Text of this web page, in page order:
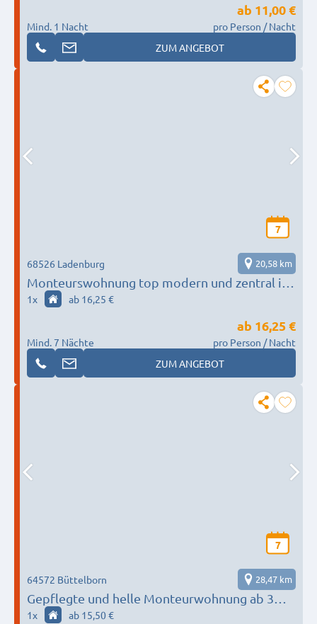
Mind. 1 Nacht
ab 11,00 €
pro Person / Nacht
ZUM ANGEBOT
7
Monteurswohnung top modern und zentral in
Ladenburg
68526 Ladenburg 20,58 km
1x ab 16,25 €
Mind. 7 Nächte
ab 16,25 €
pro Person / Nacht
ZUM ANGEBOT
7
Gepflegte und helle Monteurwohnung ab 3
Personen
64572 Büttelborn 28,47 km
1x ab 15,50 €